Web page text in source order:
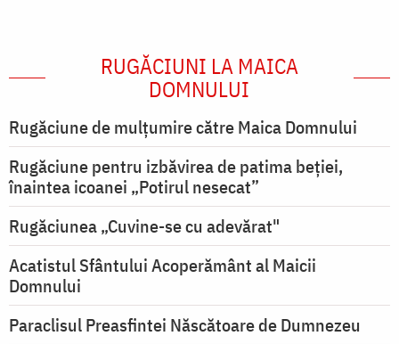
RUGĂCIUNI LA MAICA
DOMNULUI
Rugăciune de mulţumire către Maica Domnului
Rugăciune pentru izbăvirea de patima beției,
înaintea icoanei „Potirul nesecat”
Rugăciunea „Cuvine-se cu adevărat"
Acatistul Sfântului Acoperământ al Maicii
Domnului
Paraclisul Preasfintei Născătoare de Dumnezeu